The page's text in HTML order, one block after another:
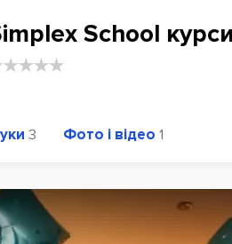
School
3 Фото і відео 1